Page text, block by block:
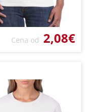
Cena od 2,08€